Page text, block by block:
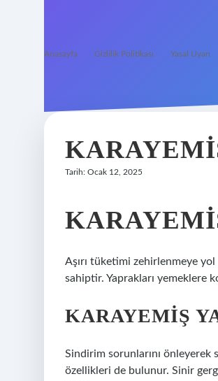
Anasayfa Gizlilik Politikası Yasal Uyarı
Tarih: Ocak 12, 2025
Aşırı tüketimi zehirlenmeye
sahiptir. Yaprakları yemeklere
KARAYEMIŞ
Sindirim sorunlarını önleyerek
özellikleri de bulunur. Sinir